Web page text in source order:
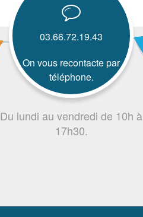
03.66.72.19.43
On vous recontacte par
téléphone.
Du lundi au vendredi de 10h à
17h30.